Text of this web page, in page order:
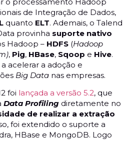
de Integração de Dados,
quanto ELT. Ademais, o Talend
provinha suporte nativo
Hadoop – HDFS (Hadoop
, Pig, HBase, Sqoop e Hive.
acelerar a adoção e
Big Data nas empresas.
foi lançada a versão 5.2, que
Data Profiling diretamente no
de realizar a extração
foi extendido o suporte a
HBase e MongoDB. Logo